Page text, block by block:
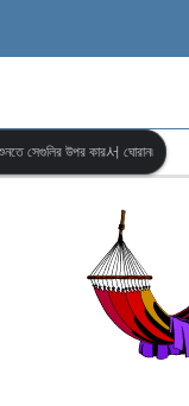
সেগুলির উপর কার서 ঘোরান৷